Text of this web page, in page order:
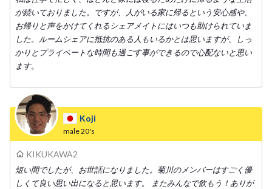
が続いておりました。ですが、人がいる家に帰るという安心感や、
お帰りと声をかけてくれるシェアメイトにはいつも助けられていま
した。ルームシェアに抵抗のある人もいるかとは思いますが、しっ
かりとプライベートな時間も過ごす事ができるので心配ないと思い
ます。
Koji
male20's
KIKUKAWA2
短い間でしたが、お世話になりました。菊川のメンバーはすごく優
しくて良い思い出になると思います。 またみんなで飲もう！ありが